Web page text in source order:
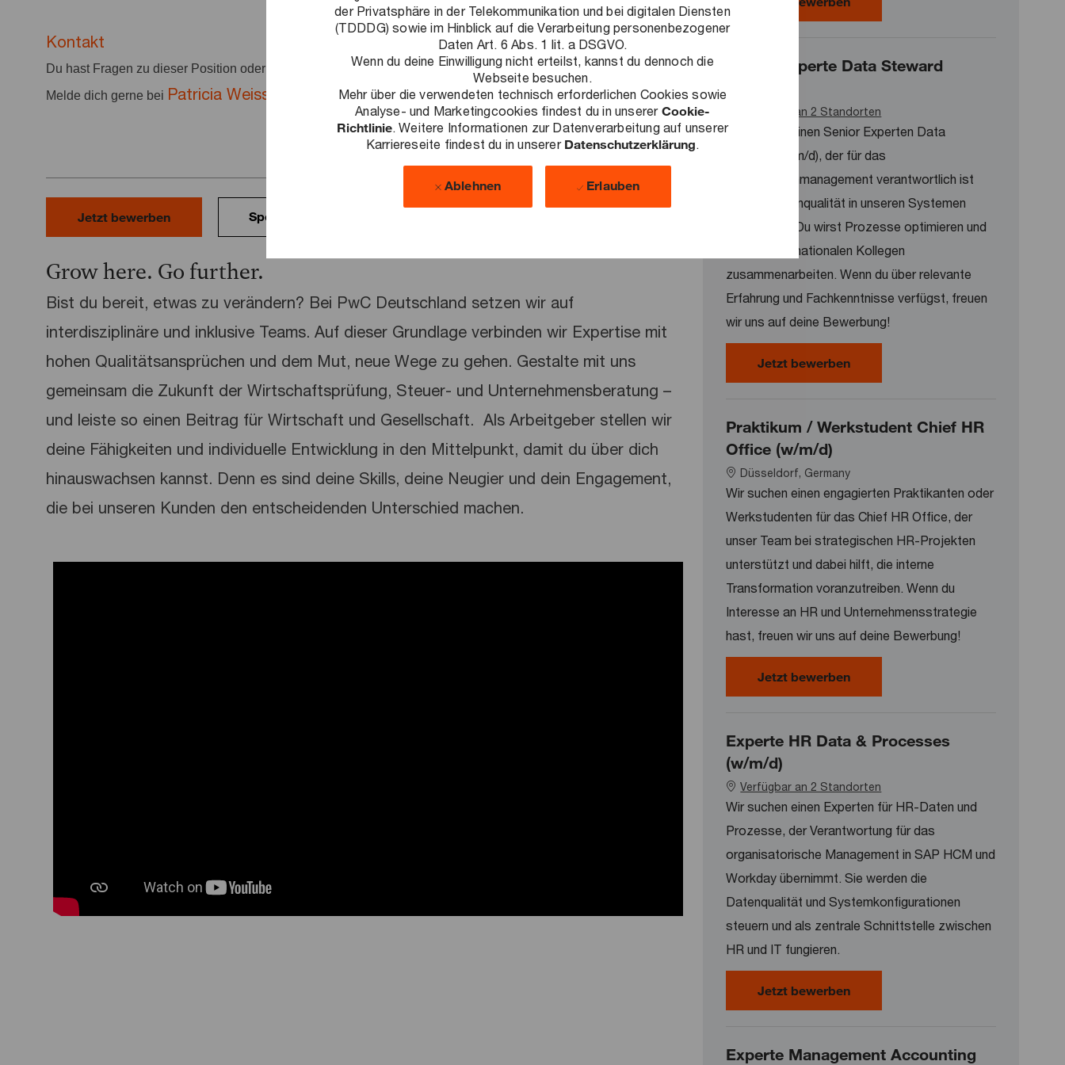
der Privatsphäre in der Telekommunikation und bei digitalen Diensten
(TDDDG) sowie im Hinblick auf die Verarbeitung personenbezogener
Daten Art. 6 Abs. 1 lit. a DSGVO.
Wenn du deine Einwilligung nicht erteilst, kannst du dennoch die
Webseite besuchen.
Mehr über die verwendeten technisch erforderlichen Cookies sowie
Analyse- und Marketingcookies findest du in unserer Cookie-
Richtlinie. Weitere Informationen zur Datenverarbeitung auf unserer
Karriereseite findest du in unserer Datenschutzerklärung.
Ablehnen Erlauben
Kontakt
Du hast Fragen zu dieser Position oder deiner Bewerbung?
Melde dich gerne bei Patricia Weiss +49 69 9585-2222.
Jetzt bewerben Speichern
Grow here. Go further.
Bist du bereit, etwas zu verändern? Bei PwC Deutschland setzen wir auf
interdisziplinäre und inklusive Teams. Auf dieser Grundlage verbinden wir Expertise mit
hohen Qualitätsansprüchen und dem Mut, neue Wege zu gehen. Gestalte mit uns
gemeinsam die Zukunft der Wirtschaftsprüfung, Steuer- und Unternehmensberatung –
und leiste so einen Beitrag für Wirtschaft und Gesellschaft. ​ Als Arbeitgeber stellen wir
deine Fähigkeiten und individuelle Entwicklung in den Mittelpunkt, damit du über dich
hinauswachsen kannst. Denn es sind deine Skills, deine Neugier und dein Engagement,
die bei unseren Kunden den entscheidenden Unterschied machen.
Senior Experte Data Steward
Verfügbar an 2 Standorten
Wir suchen einen Senior Experten Data
Steward (w/m/d), der für das
Stammdatenmanagement verantwortlich ist
und die Datenqualität in unseren Systemen
sicherstellt. Du wirst Prozesse optimieren und
eng mit internationalen Kollegen
zusammenarbeiten. Wenn du über relevante
Erfahrung und Fachkenntnisse verfügst, freuen
wir uns auf deine Bewerbung!
Jetzt bewerbenSenior Experte Data Steward (w/m/
Praktikum / Werkstudent Chief HR
Office (w/m/d)
Location
Düsseldorf, Germany
Wir suchen einen engagierten Praktikanten oder
Werkstudenten für das Chief HR Office, der
unser Team bei strategischen HR-Projekten
unterstützt und dabei hilft, die interne
Transformation voranzutreiben. Wenn du
Interesse an HR und Unternehmensstrategie
hast, freuen wir uns auf deine Bewerbung!
Jetzt bewerbenPraktikum / Werkstudent Chief HR
Experte HR Data & Processes
(w/m/d)
Verfügbar an 2 Standorten
Wir suchen einen Experten für HR-Daten und
Prozesse, der Verantwortung für das
organisatorische Management in SAP HCM und
Workday übernimmt. Sie werden die
Datenqualität und Systemkonfigurationen
steuern und als zentrale Schnittstelle zwischen
HR und IT fungieren.
Jetzt bewerbenExperte HR Data & Processes (w/
Experte Management Accounting